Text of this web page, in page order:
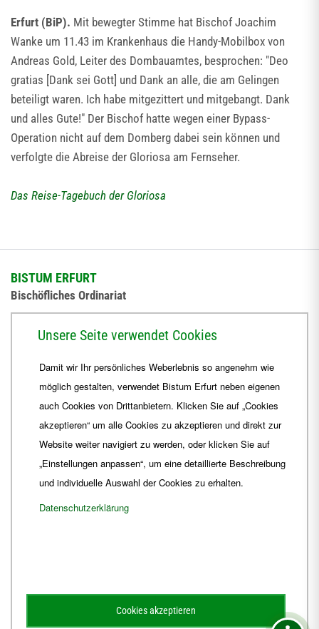
Erfurt (BiP). Mit bewegter Stimme hat Bischof Joachim
Wanke um 11.43 im Krankenhaus die Handy-Mobilbox von
Andreas Gold, Leiter des Dombauamtes, besprochen: "Deo
gratias [Dank sei Gott] und Dank an alle, die am Gelingen
beteiligt waren. Ich habe mitgezittert und mitgebangt. Dank
und alles Gute!" Der Bischof hatte wegen einer Bypass-
Operation nicht auf dem Domberg dabei sein können und
verfolgte die Abreise der Gloriosa am Fernseher.
Das Reise-Tagebuch der Gloriosa
BISTUM ERFURT
Bischöfliches Ordinariat
+49 361 6572-444
ordinariat Bistum-Erfurt.de
Unsere Seite verwendet Cookies
Damit wir Ihr persönliches Weberlebnis so angenehm wie
möglich gestalten, verwendet Bistum Erfurt neben eigenen
auch Cookies von Drittanbietern. Klicken Sie auf „Cookies
akzeptieren“ um alle Cookies zu akzeptieren und direkt zur
Website weiter navigiert zu werden, oder klicken Sie auf
„Einstellungen anpassen“, um eine detaillierte Beschreibung
und individuelle Auswahl der Cookies zu erhalten.
Datenschutzerklärung
Cookies akzeptieren